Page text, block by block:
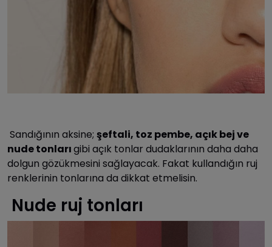
Sandığının aksine; şeftali, toz pembe, açık bej ve
nude tonlarıgibi açık tonlar dudaklarının daha daha
dolgun gözükmesini sağlayacak. Fakat kullandığın ruj
renklerinin tonlarına da dikkat etmelisin.
Nude ruj tonları